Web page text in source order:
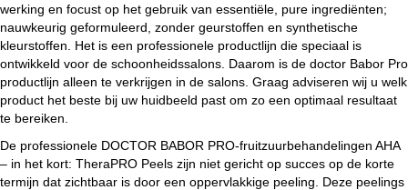
werking en focust op het gebruik van essentiële, pure ingrediënten;
nauwkeurig geformuleerd, zonder geurstoffen en synthetische
kleurstoffen. Het is een professionele productlijn die speciaal is
ontwikkeld voor de schoonheidssalons. Daarom is de doctor Babor Pro
productlijn alleen te verkrijgen in de salons. Graag adviseren wij u welk
product het beste bij uw huidbeeld past om zo een optimaal resultaat
te bereiken.
De professionele DOCTOR BABOR PRO-fruitzuurbehandelingen AHA
– in het kort: TheraPRO Peels zijn niet gericht op succes op de korte
termijn dat zichtbaar is door een oppervlakkige peeling. Deze peelings